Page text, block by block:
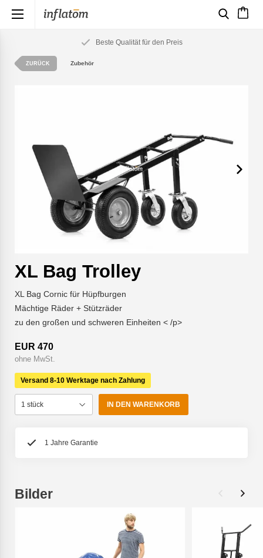
Beste Qualität für den Preis
ZURÜCK Zubehör
XL Bag Trolley
XL Bag Cornic für Hüpfburgen
Mächtige Räder + Stützräder
zu den großen und schweren Einheiten < /p>
EUR 470
ohne MwSt.
Versand 8-10 Werktage nach Zahlung
IN DEN WARENKORB
1 Jahre Garantie
Bilder